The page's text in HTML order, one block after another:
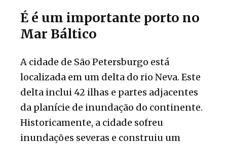
É é um importante porto no
Mar Báltico
A cidade de São Petersburgo está
localizada em um delta do rio Neva. Este
delta inclui 42 ilhas e partes adjacentes
da planície de inundação do continente.
Historicamente, a cidade sofreu
inundações severas e construiu um